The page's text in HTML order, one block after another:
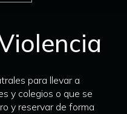
para llevar a
y colegios o que se
y reservar de forma